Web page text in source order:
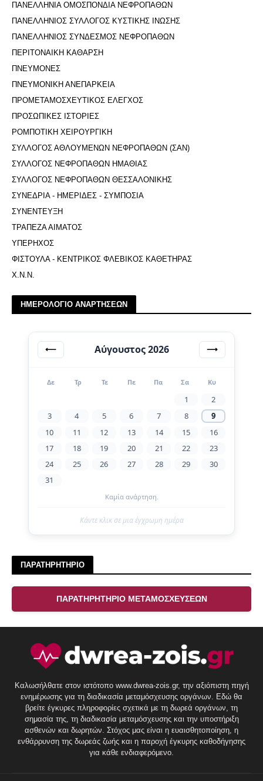
ΠΑΝΕΛΛΗΝΙΑ ΟΜΟΣΠΟΝΔΙΑ ΝΕΦΡΟΠΑΘΩΝ
ΠΑΝΕΛΛΗΝΙΟΣ ΣΥΛΛΟΓΟΣ ΚΥΣΤΙΚΗΣ ΙΝΩΣΗΣ
ΠΑΝΕΛΛΗΝΙΟΣ ΣΥΝΔΕΣΜΟΣ ΝΕΦΡΟΠΑΘΩΝ
ΠΕΡΙΤΟΝΑΙΚΗ ΚΑΘΑΡΣΗ
ΠΝΕΥΜΟΝΕΣ
ΠΝΕΥΜΟΝΙΚΗ ΑΝΕΠΑΡΚΕΙΑ
ΠΡΟΜΕΤΑΜΟΣΧΕΥΤΙΚΟΣ ΕΛΕΓΧΟΣ
ΠΡΟΣΩΠΙΚΕΣ ΙΣΤΟΡΙΕΣ
ΡΟΜΠΟΤΙΚΗ ΧΕΙΡΟΥΡΓΙΚΗ
ΣΥΛΛΟΓΟΣ ΑΘΛΟΥΜΕΝΩΝ ΝΕΦΡΟΠΑΘΩΝ (ΣΑΝ)
ΣΥΛΛΟΓΟΣ ΝΕΦΡΟΠΑΘΩΝ ΗΜΑΘΙΑΣ
ΣΥΛΛΟΓΟΣ ΝΕΦΡΟΠΑΘΩΝ ΘΕΣΣΑΛΟΝΙΚΗΣ
ΣΥΝΕΔΡΙΑ - ΗΜΕΡΙΔΕΣ - ΣΥΜΠΟΣΙΑ
ΣΥΝΕΝΤΕΥΞΗ
ΤΡΑΠΕΖΑ ΑΙΜΑΤΟΣ
ΥΠΕΡΗΧΟΣ
ΦΙΣΤΟΥΛΑ - ΚΕΝΤΡΙΚΟΣ ΦΛΕΒΙΚΟΣ ΚΑΘΕΤΗΡΑΣ
Χ.Ν.Ν.
ΗΜΕΡΟΛΟΓΙΟ ΑΝΑΡΤΗΣΕΩΝ
⟵ Αύγουστος 2026 ⟶
Δε Τρ Τε Πε Πα Σα Κυ
1
2
3
4 5 6 7 8
9
10
11 12 13 14 15
16
17
18 19 20 21 22
23
24
25 26 27 28 29
30
31
Καμία ανάρτηση.
Κάντε κλικ σε μια έγχρωμη ημέρα
ΠΑΡΑΤΗΡΗΤΗΡΙΟ
ΠΑΡΑΤΗΡΗΤΗΡΙΟ ΜΕΤΑΜΟΣΧΕΥΣΕΩΝ
Καλωσήλθατε στον ιστότοπο www.dwrea-zois.gr, την αξιόπιστη πηγή
ενημέρωσης για τη διαδικασία μεταμόσχευσης οργάνων. Εδώ θα
βρείτε έγκυρες πληροφορίες σχετικά με τη δωρεά οργάνων, τη
σημασία της, τη διαδικασία μεταμόσχευσης και την υποστήριξη
ασθενών και δωρητών. Στόχος μας είναι η ευαισθητοποίηση, η
ενθάρρυνση της δωρεάς ζωής και η παροχή έγκυρης καθοδήγησης
για κάθε ενδιαφερόμενο.